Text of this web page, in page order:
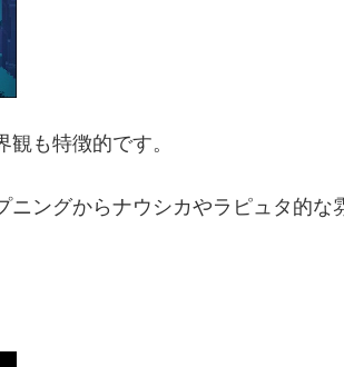
も特徴的です。
ングからナウシカやラピュタ的な